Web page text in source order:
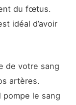
du fœtus.
idéal d’avoir
de votre sang
artères.
le sang